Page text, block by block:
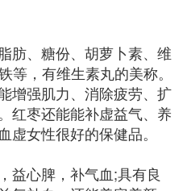
肪、糖份、胡萝卜素、维
等，有维生素丸的美称。
增强肌力、消除疲劳、扩
红枣还能能补虚益气、养
虚女性很好的保健品。
益心脾，补气血;具有良